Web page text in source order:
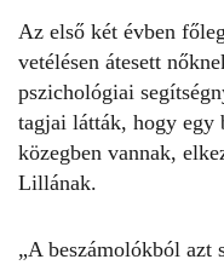
Az első két évben
vetélésen átesett
pszichológiai
tagjai látták, hogy egy
közegben vannak,
Lillának.
„A beszámolókból azt